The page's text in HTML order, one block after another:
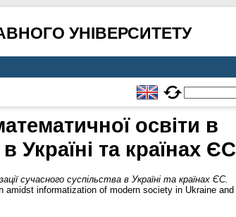
УНІВЕРСИТЕТУ
освіти в
Україні та країнах ЄС
сучасного суспільства в Україні та країнах ЄС.
informatization of modern society in Ukraine and